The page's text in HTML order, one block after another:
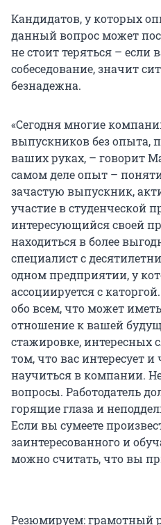
Кандидатов, у которых
данный вопрос может
не стоит теряться – если
собеседование, значит
безнадежна.
«Сегодня многие
выпускников без опыта,
ваших руках, – говорит
самом деле опыт –
зачастую выпускник,
участие в студенческой
интересующийся своей
находиться в более
специалист с
одном предприятии, у
ассоциируется с
обо всем, что может
отношение к вашей
стажировке, интересных
том, что вас интересует
научиться в компании.
вопросы. Работодатель
горящие глаза и
Если вы сумеете
заинтересованного и
можно считать, что вы
Резюмируем: грамотный